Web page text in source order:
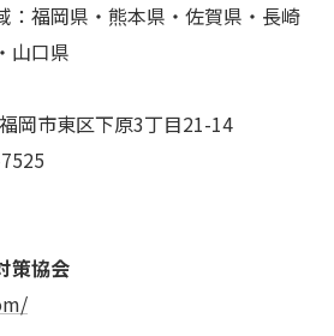
：福岡県・熊本県・佐賀県・長崎
山口県
岡市東区下原3丁目21-14
策協会